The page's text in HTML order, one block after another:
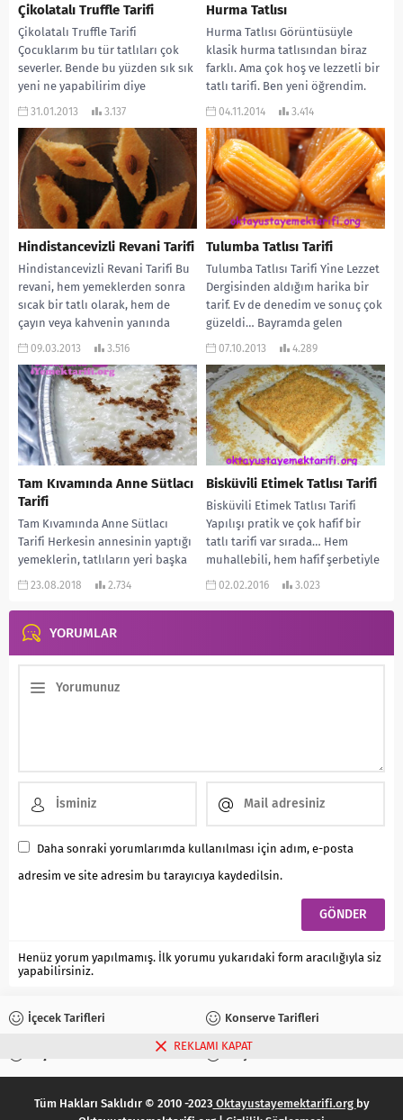
Çikolatalı Truffle Tarifi
Çikolatalı Truffle Tarifi
Çocuklarım bu tür tatlıları çok
severler. Bende bu yüzden sık sık
yeni ne yapabilirim diye
araştırma yaparım....
31.01.2013 3.137
Hurma Tatlısı
Hurma Tatlısı Görüntüsüyle
klasik hurma tatlısından biraz
farklı. Ama çok hoş ve lezzetli bir
tatlı tarifi. Ben yeni öğrendim.
Evinizde...
04.11.2014 3.414
Hindistancevizli Revani Tarifi
Hindistancevizli Revani Tarifi Bu
revani, hem yemeklerden sonra
sıcak bir tatlı olarak, hem de
çayın veya kahvenin yanında
soğuk olarak...
09.03.2013 3.516
Tulumba Tatlısı Tarifi
Tulumba Tatlısı Tarifi Yine Lezzet
Dergisinden aldığım harika bir
tarif. Ev de denedim ve sonuç çok
güzeldi… Bayramda gelen
misafirlerinize...
07.10.2013 4.289
Tam Kıvamında Anne Sütlacı
Tarifi
Tam Kıvamında Anne Sütlacı
Tarifi Herkesin annesinin yaptığı
yemeklerin, tatlıların yeri başka
olur. Her seferinde o tadı arar
23.08.2018 2.734
Bisküvili Etimek Tatlısı Tarifi
Bisküvili Etimek Tatlısı Tarifi
Yapılışı pratik ve çok hafif bir
tatlı tarifi var sırada… Hem
muhallebili, hem hafif şerbetiyle
gerçekten...
02.02.2016 3.023
YORUMLAR
Daha sonraki yorumlarımda kullanılması için adım, e-posta
adresim ve site adresim bu tarayıcıya kaydedilsin.
Henüz yorum yapılmamış. İlk yorumu yukarıdaki form aracılığıyla siz
yapabilirsiniz.
İçecek Tarifleri Konserve Tarifleri
Turşu Tarifleri
Tüm Hakları Saklıdır © 2010 -2023 Oktayustayemektarifi.org by
REKLAMI KAPAT